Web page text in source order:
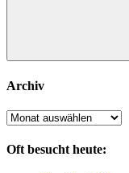
Archiv
Archiv
Oft besucht heute: